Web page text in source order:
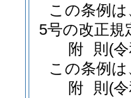
この条例
5号の改正規
附 則 (
この条例
附 則 (